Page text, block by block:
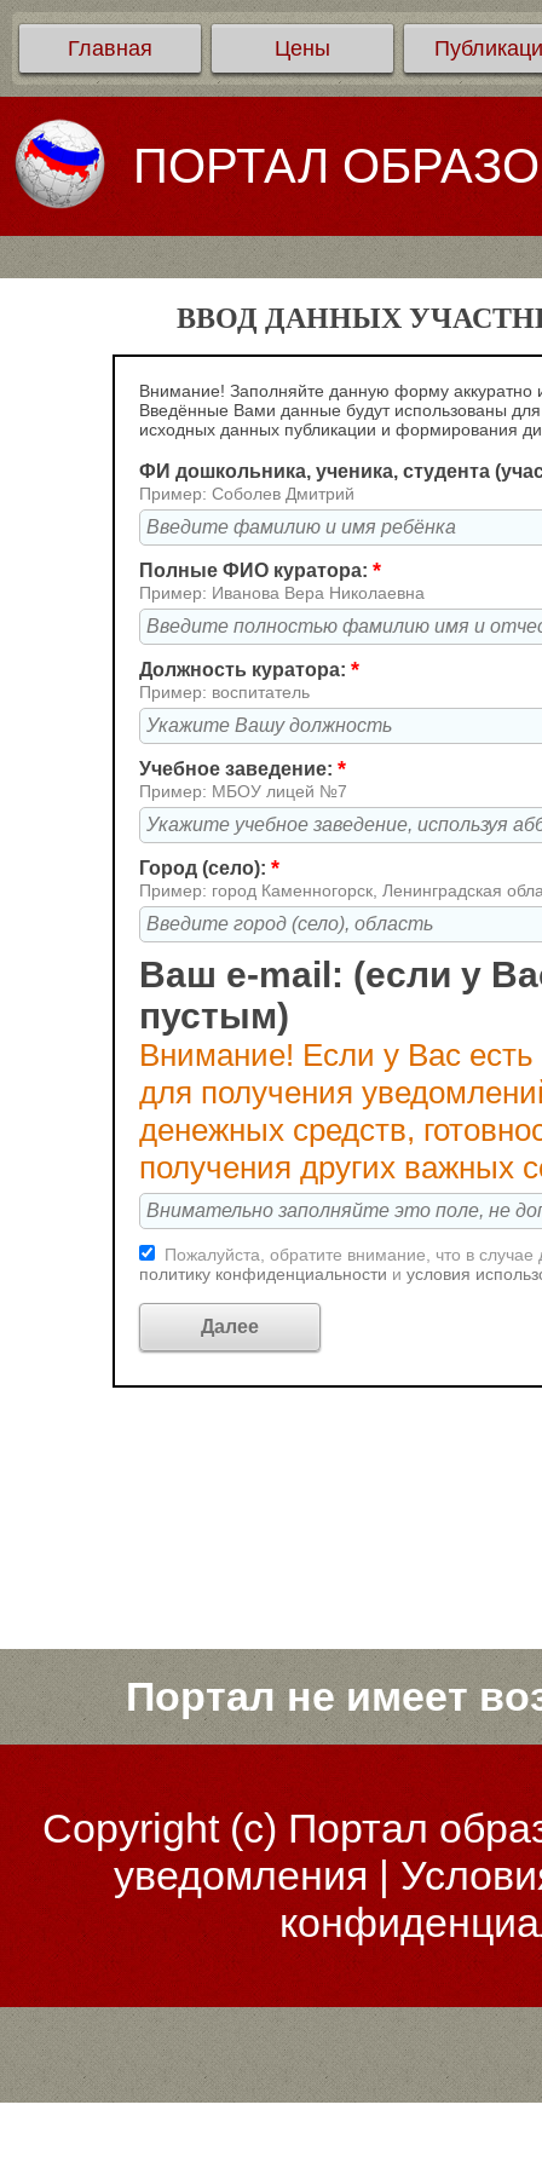
Главная Цены
ПОРТАЛ
ВВОД ДАННЫХ
Внимание! Заполняйте данную форму аккуратно
Введённые Вами данные будут использованы
исходных данных публикации и формирования
ФИ дошкольника, ученика, студента
Пример: Соболев Дмитрий
Полные ФИО куратора: *
Пример: Иванова Вера Николаевна
Должность куратора: *
Пример: воспитатель
Учебное заведение: *
Пример: МБОУ лицей №7
Город (село): *
Пример: город Каменногорск, Ленинградская
Ваш e-mail: (если у
пустым)
Внимание! Если у Вас
для получения
денежных средств,
получения других важных
Пожалуйста, обратите внимание, что в
политику конфиденциальности и условия
Портал не имеет
Copyright (c)Портал
уведомления |